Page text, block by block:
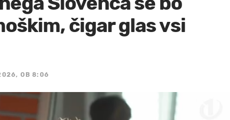
čigar glas vsi
OB 8:06